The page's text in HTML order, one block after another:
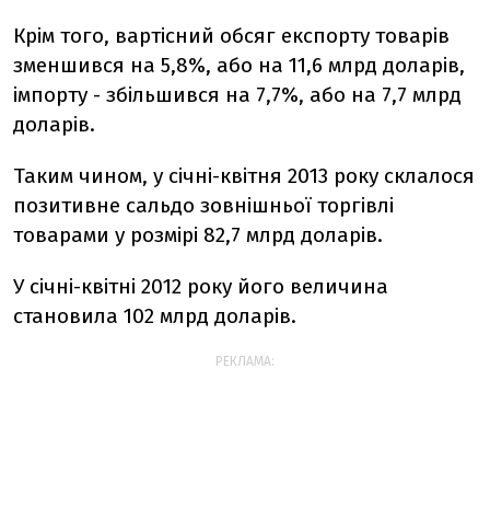
Крім того, вартісний обсяг експорту товарів
зменшився на 5,8%, або на 11,6 млрд доларів,
імпорту - збільшився на 7,7%, або на 7,7 млрд
доларів.
Таким чином, у січні-квітня 2013 року склалося
позитивне сальдо зовнішньої торгівлі
товарами у розмірі 82,7 млрд доларів.
У січні-квітні 2012 року його величина
становила 102 млрд доларів.
РЕКЛАМА: